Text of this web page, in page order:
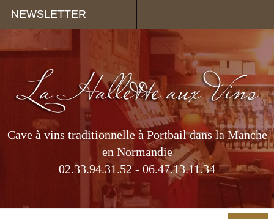
NEWSLETTER
Cave à vins traditionnelle à Portbail dans la Manche
en Normandie
02.33.94.31.52 - 06.47.13.11.34
Panneau de gestion des cookies